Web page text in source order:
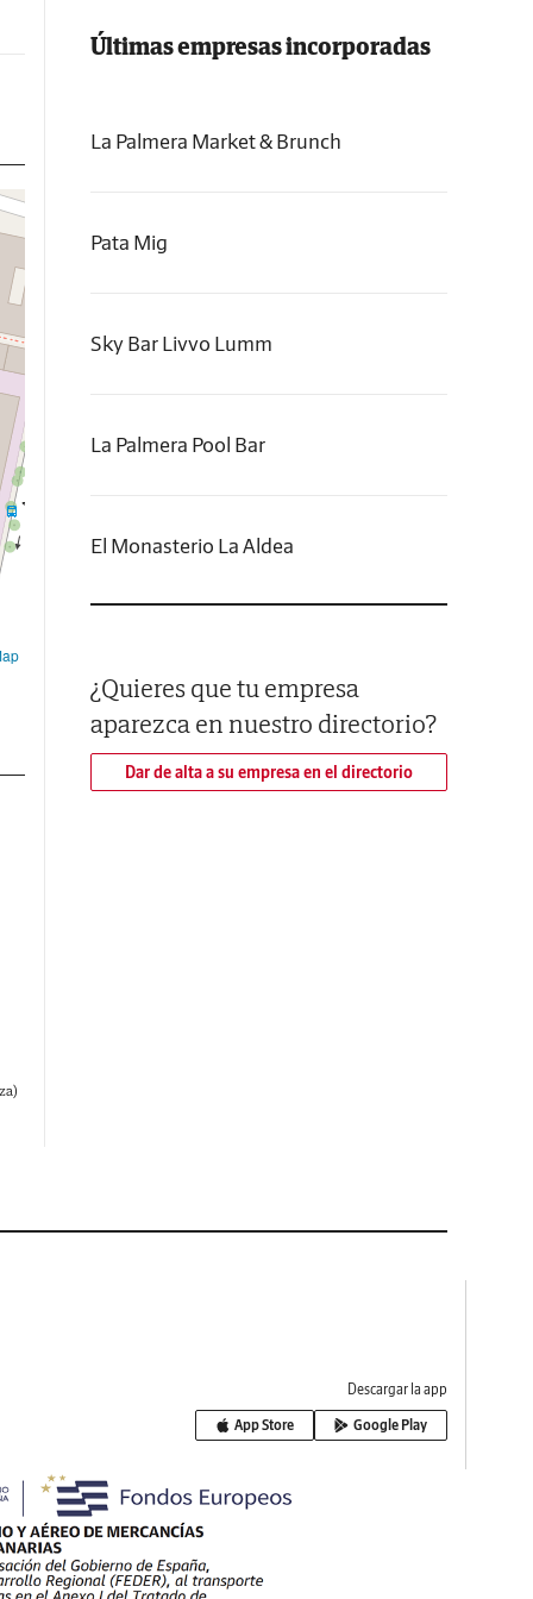
Últimas empresas incorporadas
La Palmera Market & Brunch
Pata Mig
Sky Bar Livvo Lumm
La Palmera Pool Bar
El Monasterio La Aldea
¿Quieres que tu empresa
aparezca en nuestro directorio?
Dar de alta a su empresa en el directorio
Descargar la app
App Store Google Play